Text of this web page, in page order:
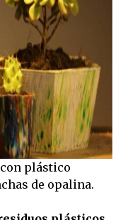
plástico
de opalina.